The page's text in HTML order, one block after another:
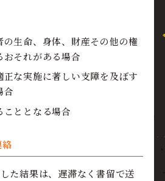
の生命、身体、財産その他の権
それがある場合
な実施に著しい支障を及ぼす
合
ととなる場合
た結果は、遅滞なく書留で送